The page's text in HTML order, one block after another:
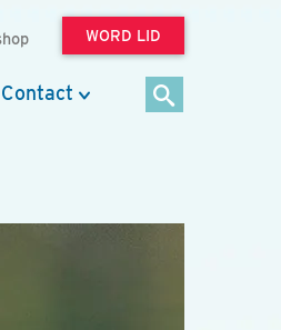
WORD LID
Contact